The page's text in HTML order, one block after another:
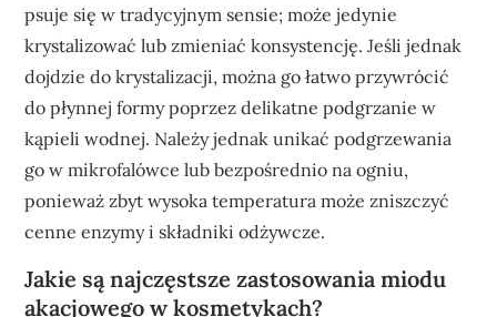
psuje się w tradycyjnym sensie; może jedynie
krystalizować lub zmieniać konsystencję. Jeśli jednak
dojdzie do krystalizacji, można go łatwo przywrócić
do płynnej formy poprzez delikatne podgrzanie w
kąpieli wodnej. Należy jednak unikać podgrzewania
go w mikrofalówce lub bezpośrednio na ogniu,
ponieważ zbyt wysoka temperatura może zniszczyć
cenne enzymy i składniki odżywcze.
Jakie są najczęstsze zastosowania miodu
akacjowego w kosmetykach?